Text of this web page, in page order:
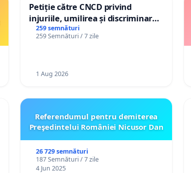
Petiție către CNCD privind
injuriile, umilirea și discriminarea
persoanelor cu dizabilități de
către utilizatorul TikTok „Gorici”
259 semnături
259 Semnături / 7 zile
1 Aug 2026
Referendumul pentru demiterea
Preşedintelui României Nicusor Dan
26 729 semnături
187 Semnături / 7 zile
4 Jun 2025